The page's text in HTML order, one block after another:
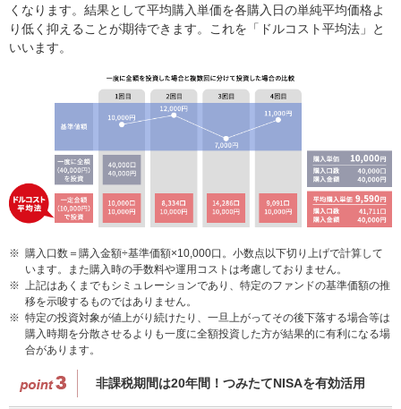
くなります。結果として平均購入単価を各購入日の単純平均価格よ
り低く抑えることが期待できます。これを「ドルコスト平均法」と
いいます。
※ 購入口数＝購入金額÷基準価額×10,000口。小数点以下切り上げで計算して
います。また購入時の手数料や運用コストは考慮しておりません。
※ 上記はあくまでもシミュレーションであり、特定のファンドの基準価額の推
移を示唆するものではありません。
※ 特定の投資対象が値上がり続けたり、一旦上がってその後下落する場合等は
購入時期を分散させるよりも一度に全額投資した方が結果的に有利になる場
合があります。
非課税期間は20年間！つみたてNISAを有効活用